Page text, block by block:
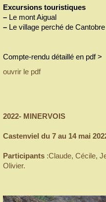
Excursions touristiques
– Le mont Aigual
– Le village perché de Cantobre
Compte-rendu détaillé en pdf >
ouvrir le pdf
2022- MINERVOIS
Castenviel du 7 au 14 mai
Participants :Claude, Cécile,
Olivier.